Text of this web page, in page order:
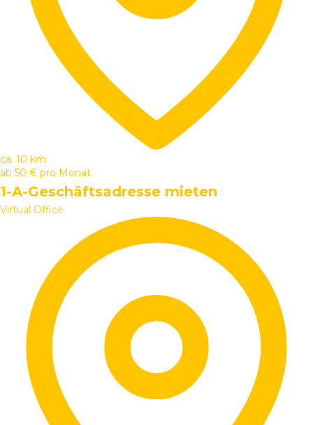
ca. 10 km
ab 50 € pro Monat
1-A-Geschäftsadresse mieten
Virtual Office